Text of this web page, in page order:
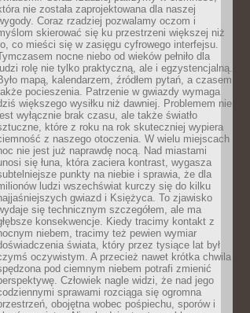
nie została zaprojektowana dla naszej
Coraz rzadziej pozwalamy oczom i
skierować się ku przestrzeni większej niż
co mieści się w zasięgu cyfrowego interfejsu.
nocne niebo od wieków pełniło dla
ludzi rolę nie tylko praktyczną, ale i egzystencjalną.
mapą, kalendarzem, źródłem pytań, a czasem
pocieszenia. Patrzenie w gwiazdy wymaga
większego wysiłku niż dawniej. Problemem nie
wyłącznie brak czasu, ale także światło
które z roku na rok skuteczniej wypiera
z naszego otoczenia. W wielu miejscach
nie jest już naprawdę nocą. Nad miastami
się łuna, która zaciera kontrast, wygasza
punkty na niebie i sprawia, że dla
ludzi wszechświat kurczy się do kilku
gwiazd i Księżyca. To zjawisko
się technicznym szczegółem, ale ma
konsekwencje. Kiedy tracimy kontakt z
niebem, tracimy też pewien wymiar
świata, który przez tysiące lat był
oczywistym. A przecież nawet krótka chwila
pod ciemnym niebem potrafi zmienić
Człowiek nagle widzi, że nad jego
sprawami rozciąga się ogromna
obojętna wobec pośpiechu, sporów i